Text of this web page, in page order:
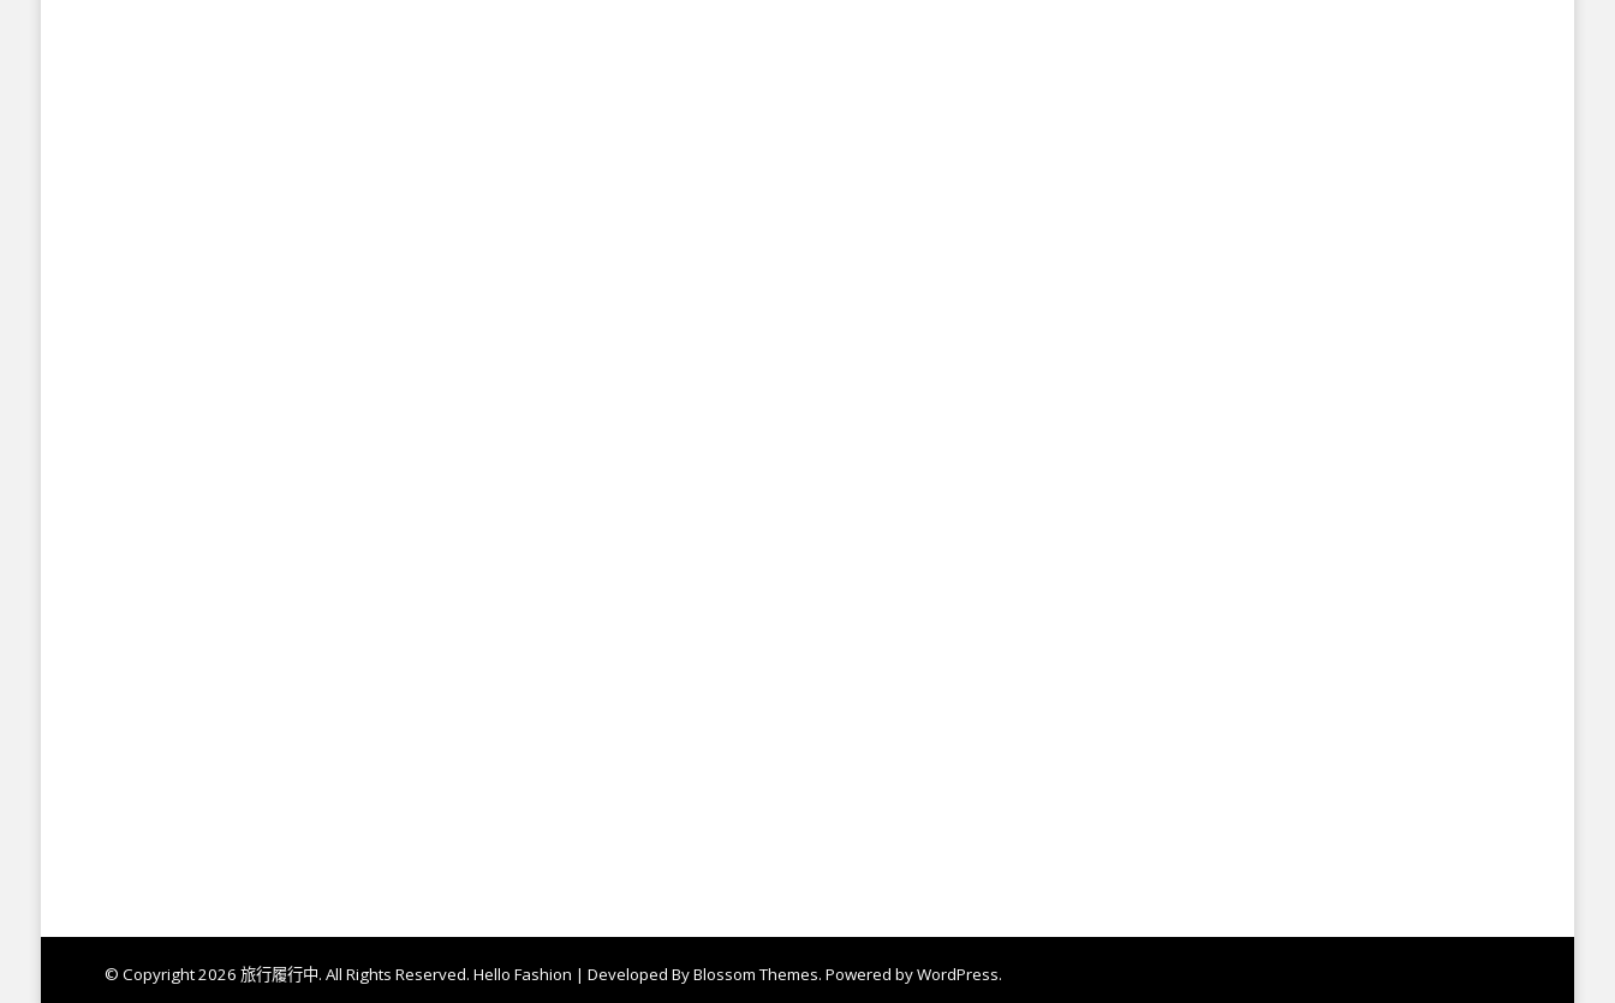
© Copyright 2026 旅行履行中. All Rights Reserved. Hello Fashion | Developed ByBlossom Themes. Powered byWordPress.